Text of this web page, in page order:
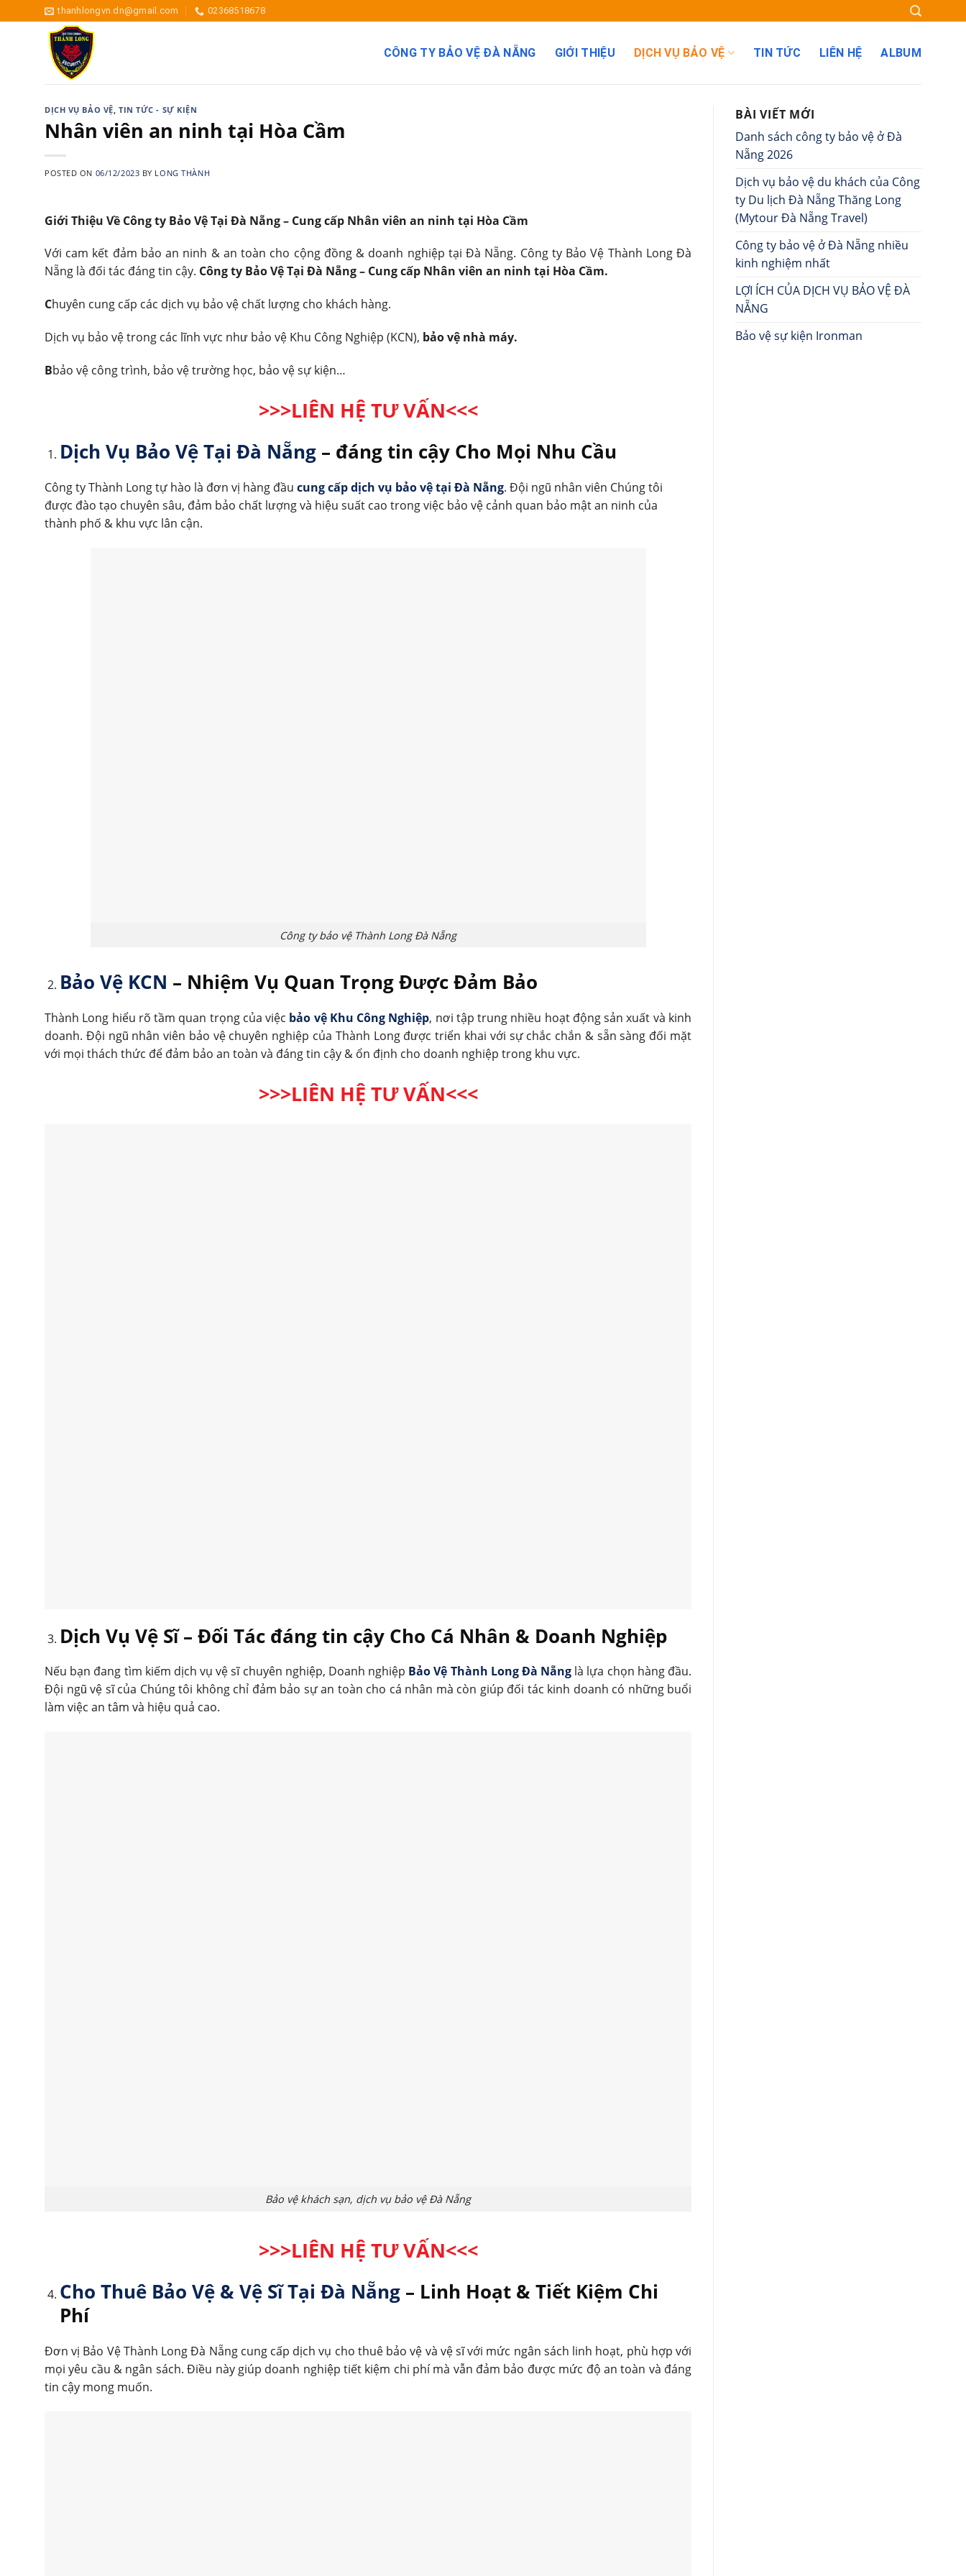
to
thanhlongvn.dn@gmail.com 02368518678
CÔNG TY BẢO VỆ ĐÀ NẴNG GIỚI THIỆU DỊCH VỤ BẢO VỆ TIN TỨC LIÊN HỆ ALBUM
DỊCH VỤ BẢO VỆ, TIN TỨC - SỰ KIỆN
Nhân viên an ninh tại Hòa Cầm
POSTED ON 06/12/2023 BY LONG THÀNH
Giới Thiệu Về Công ty Bảo Vệ Tại Đà Nẵng – Cung cấp Nhân viên an ninh tại Hòa Cầm
Với cam kết đảm bảo an ninh & an toàn cho cộng đồng & doanh nghiệp tại Đà Nẵng. Công ty Bảo Vệ Thành Long Đà
Nẵng là đối tác đáng tin cậy. Công ty Bảo Vệ Tại Đà Nẵng – Cung cấp Nhân viên an ninh tại Hòa Cầm.
Chuyên cung cấp các dịch vụ bảo vệ chất lượng cho khách hàng.
Dịch vụ bảo vệ trong các lĩnh vực như bảo vệ Khu Công Nghiệp (KCN), bảo vệ nhà máy.
Bbảo vệ công trình, bảo vệ trường học, bảo vệ sự kiện…
>>>LIÊN HỆ TƯ VẤN<<<
Dịch Vụ Bảo Vệ Tại Đà Nẵng– đáng tin cậy Cho Mọi Nhu Cầu
Công ty Thành Long tự hào là đơn vị hàng đầu cung cấp dịch vụ bảo vệ tại Đà Nẵng. Đội ngũ nhân viên Chúng tôi
được đào tạo chuyên sâu, đảm bảo chất lượng và hiệu suất cao trong việc bảo vệ cảnh quan bảo mật an ninh của
thành phố & khu vực lân cận.
Công ty bảo vệ Thành Long Đà Nẵng
Bảo Vệ KCN – Nhiệm Vụ Quan Trọng Được Đảm Bảo
Thành Long hiểu rõ tầm quan trọng của việc bảo vệ Khu Công Nghiệp, nơi tập trung nhiều hoạt động sản xuất và kinh
doanh. Đội ngũ nhân viên bảo vệ chuyên nghiệp của Thành Long được triển khai với sự chắc chắn & sẵn sàng đối mặt
với mọi thách thức để đảm bảo an toàn và đáng tin cậy & ổn định cho doanh nghiệp trong khu vực.
>>>LIÊN HỆ TƯ VẤN<<<
Dịch Vụ Vệ Sĩ – Đối Tác đáng tin cậy Cho Cá Nhân & Doanh Nghiệp
Nếu bạn đang tìm kiếm dịch vụ vệ sĩ chuyên nghiệp, Doanh nghiệp Bảo Vệ Thành Long Đà Nẵng là lựa chọn hàng đầu.
Đội ngũ vệ sĩ của Chúng tôi không chỉ đảm bảo sự an toàn cho cá nhân mà còn giúp đối tác kinh doanh có những buổi
làm việc an tâm và hiệu quả cao.
Bảo vệ khách sạn, dịch vụ bảo vệ Đà Nẵng
>>>LIÊN HỆ TƯ VẤN<<<
Cho Thuê Bảo Vệ & Vệ Sĩ Tại Đà Nẵng– Linh Hoạt & Tiết Kiệm Chi
Phí
Đơn vị Bảo Vệ Thành Long Đà Nẵng cung cấp dịch vụ cho thuê bảo vệ và vệ sĩ với mức ngân sách linh hoạt, phù hợp với
mọi yêu cầu & ngân sách. Điều này giúp doanh nghiệp tiết kiệm chi phí mà vẫn đảm bảo được mức độ an toàn và đáng
tin cậy mong muốn.
BÀI VIẾT MỚI
Danh sách công ty bảo vệ ở Đà
Nẵng 2026
Dịch vụ bảo vệ du khách của Công
ty Du lịch Đà Nẵng Thăng Long
(Mytour Đà Nẵng Travel)
Công ty bảo vệ ở Đà Nẵng nhiều
kinh nghiệm nhất
LỢI ÍCH CỦA DỊCH VỤ BẢO VỆ ĐÀ
NẴNG
Bảo vệ sự kiện Ironman